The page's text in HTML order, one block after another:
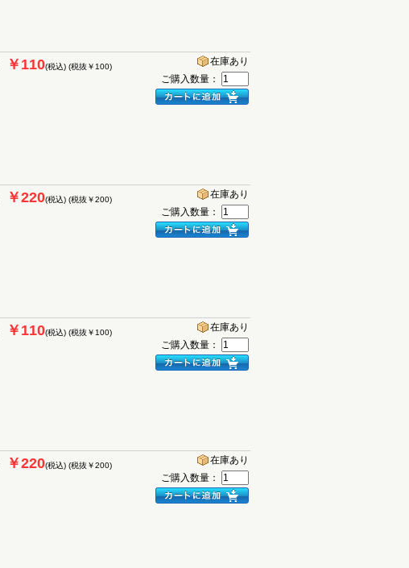
￥110(税込) (税抜￥100)
在庫あり
ご購入数量：
￥220(税込) (税抜￥200)
在庫あり
ご購入数量：
￥110(税込) (税抜￥100)
在庫あり
ご購入数量：
￥220(税込) (税抜￥200)
在庫あり
ご購入数量：